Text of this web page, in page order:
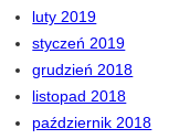
luty 2019
styczeń 2019
grudzień 2018
listopad 2018
październik 2018